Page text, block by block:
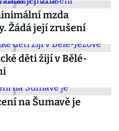
mzda
Žádá její zrušení
děti žijí v Bělé-
na Šumavě je